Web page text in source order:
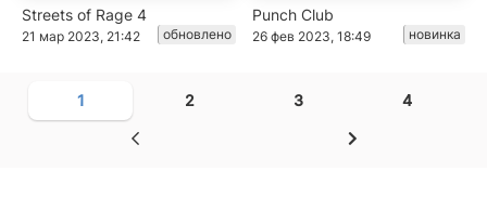
Streets of Rage 4
21 мар 2023, 21:42 обновлено
Punch Club
26 фев 2023, 18:49 новинка
1 2 3 4